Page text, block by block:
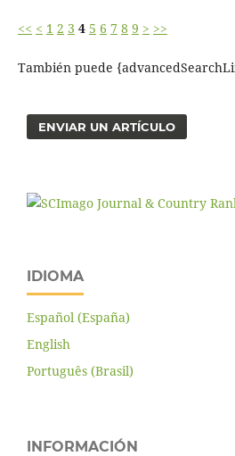
<< < 1 2 3 4 5 6 7 8 9 > >>
También puede
ENVIAR UN ARTÍCULO
IDIOMA
Español (España)
English
Português (Brasil)
INFORMACIÓN